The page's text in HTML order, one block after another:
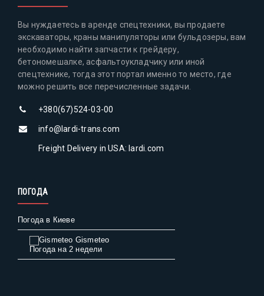
Вы нуждаетесь в аренде спецтехники, вы продаете
экскаваторы, краны манипуляторы или бульдозеры, вам
необходимо найти запчасти к грейдеру,
бетономешалке, асфальтоукладчику или иной
спецтехнике, тогда этот портал именно то место, где
можно решить все перечисленные задачи.
+380(67)524-03-00
info@lardi-trans.com
Freight Delivery in USA: lardi.com
ПОГОДА
Погода в Киеве
Gismeteo
Погода на 2 недели